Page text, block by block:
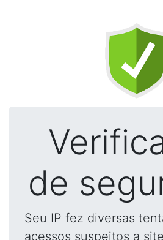
de
Seu IP fez diversas
acessos suspeitos a